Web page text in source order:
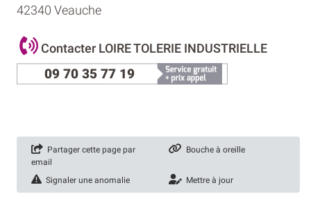
42340 Veauche
Contacter LOIRE TOLERIE INDUSTRIELLE
09 70 35 77 19
Partager cette page par
email
Bouche à oreille
Signaler une anomalie Mettre à jour